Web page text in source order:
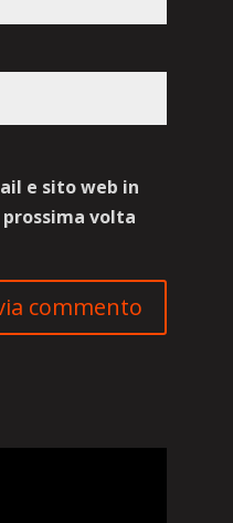
e sito web in
volta